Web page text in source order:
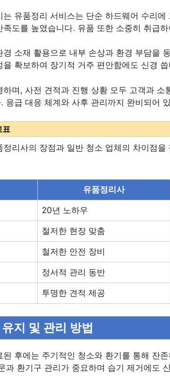
는 유품정리 서비스는 단순 하드웨어 수리
족도를 높였습니다. 유품 또한 소중히 취급
경 소재 활용으로 내부 손상과 환경 부담을
을 확보하여 장기적 거주 편안함에도 신경
하며, 사전 견적과 진행 상황 모두 고객과 소
응급 대응 체계와 사후 관리까지 완비되어
표
정리사의 장점과 일반 청소 업체의 차이점
유품정리사
20년 노하우
철저한 현장 맞춤
철저한 안전 장비
정서적 관리 동반
투명한 견적 제공
지 및 관리 방법
된 후에는 주기적인 청소와 환기를 통해 잔
과 환기구 관리가 중요하며 습기 제거에도